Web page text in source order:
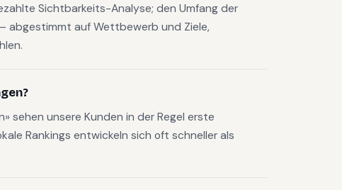
Sichtbarkeits-Analyse; den Umfang der
abgestimmt auf Wettbewerb und Ziele,
sehen unsere Kunden in der Regel erste
Rankings entwickeln sich oft schneller als